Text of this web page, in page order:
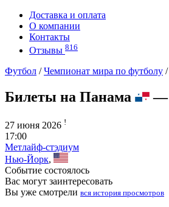
Доставка и оплата
О компании
Контакты
Отзывы 816
Футбол /Чемпионат мира по футболу /
Билеты на Панама —
27 июня 2026 !
17:00
Метлайф-стэдиум
Нью-Йорк,
Событие состоялось
Вас могут заинтересовать
Вы уже смотрели вся история просмотров